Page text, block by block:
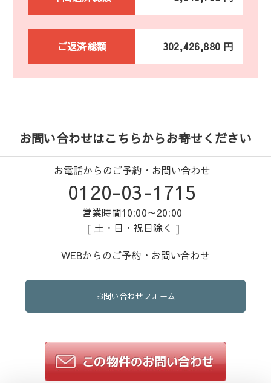
ご返済総額 302,426,880 円
お問い合わせはこちらからお寄せください
お電話からのご予約・お問い合わせ
0120-03-1715
営業時間10:00～20:00
[ 土・日・祝日除く ]
WEBからのご予約・お問い合わせ
お問い合わせフォーム